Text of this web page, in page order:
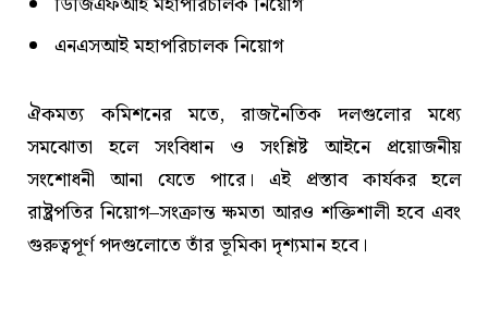
এনএসআই মহাপরিচালক নিয়োগ
ঐকমত্য কমিশনের মতে, রাজনৈতিক দলগুলোর মধ্যে
সমঝোতা হলে সংবিধান ও সংশ্লিষ্ট আইনে প্রয়োজনীয়
সংশোধনী আনা যেতে পারে। এই প্রস্তাব কার্যকর হলে
রাষ্ট্রপতির নিয়োগ–সংক্রান্ত ক্ষমতা আরও শক্তিশালী হবে এবং
গুরুত্বপূর্ণ পদগুলোতে তাঁর ভূমিকা দৃশ্যমান হবে।